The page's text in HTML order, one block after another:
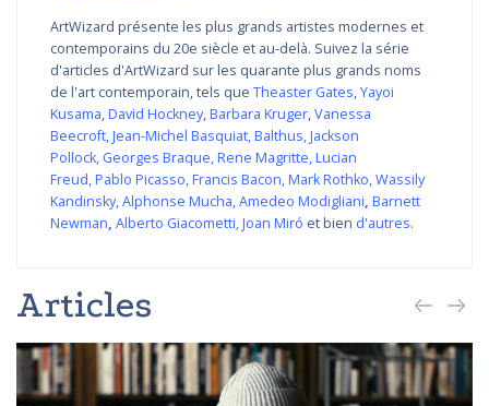
ArtWizard présente les plus grands artistes modernes et
contemporains du 20e siècle et au-delà. Suivez la série
d'articles d'ArtWizard sur les quarante plus grands noms
de l'art contemporain, tels que Theaster Gates,Yayoi
Kusama,David Hockney,Barbara Kruger,Vanessa
Beecroft,Jean-Michel Basquiat,Balthus,Jackson
Pollock, Georges Braque,Rene Magritte,Lucian
Freud,Pablo Picasso,Francis Bacon,Mark Rothko,Wassily
Kandinsky,Alphonse Mucha,Amedeo Modigliani, Barnett
Newman, Alberto Giacometti,Joan Miró et bien d'autres.
Articles